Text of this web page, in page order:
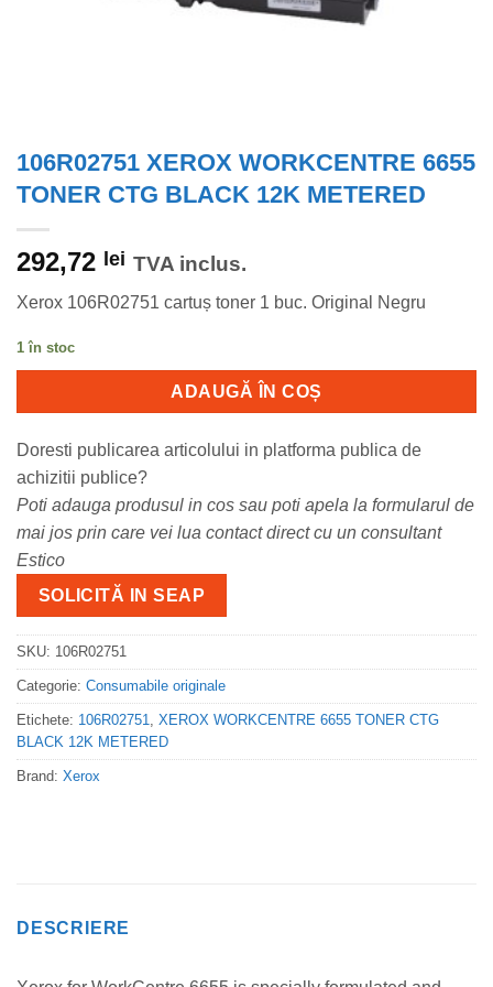
106R02751 XEROX WORKCENTRE 6655
TONER CTG BLACK 12K METERED
292,72 lei TVA inclus.
Xerox 106R02751 cartuș toner 1 buc. Original Negru
1 în stoc
ADAUGĂ ÎN COȘ
Doresti publicarea articolului in platforma publica de
achizitii publice?
Poti adauga produsul in cos sau poti apela la formularul de
mai jos prin care vei lua contact direct cu un consultant
Estico
SOLICITĂ IN SEAP
SKU: 106R02751
Categorie: Consumabile originale
Etichete: 106R02751
XEROX WORKCENTRE 6655 TONER CTG
BLACK 12K METERED
Brand: Xerox
DESCRIERE